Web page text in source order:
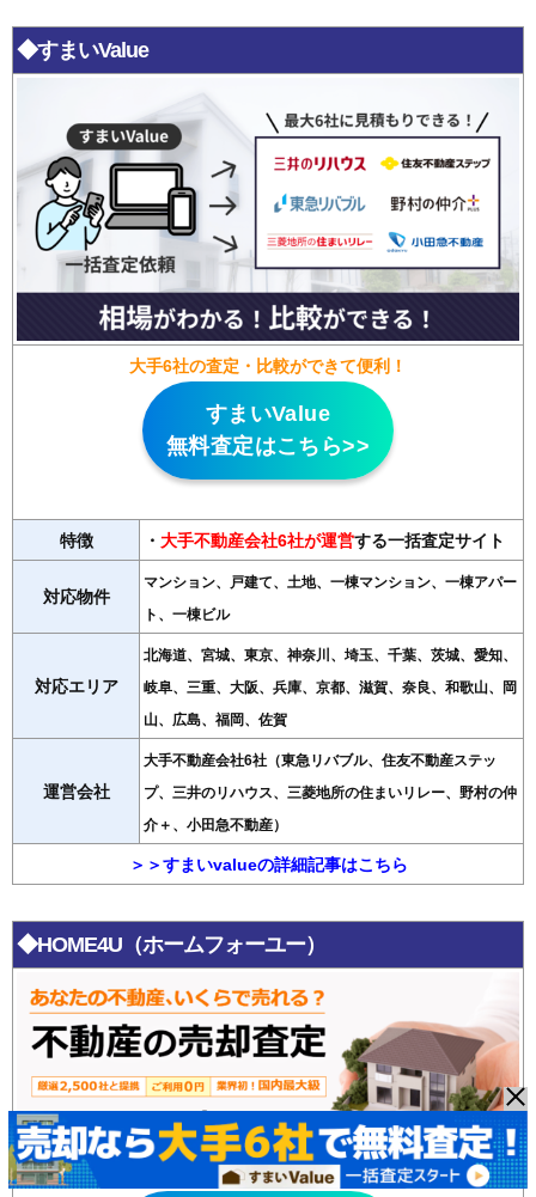
◆すまいValue
大手6社の査定・比較ができて便利！
すまいValue
無料査定はこちら>>
特徴 ・ 大手不動産会社6社が運営する一括査定サイト
対応物件
マンション、戸建て、土地、一棟マンション、一棟アパー
ト、一棟ビル
対応エリア
北海道、宮城、東京、神奈川、埼玉、千葉、茨城、愛知、
岐阜、三重、大阪、兵庫、京都、滋賀、奈良、和歌山、岡
山、広島、福岡、佐賀
運営会社
大手不動産会社6社（東急リバブル、住友不動産ステッ
プ、三井のリハウス、三菱地所の住まいリレー、野村の仲
介＋、小田急不動産）
＞＞すまいvalueの詳細記事はこちら
◆HOME4U（ホームフォーユー）